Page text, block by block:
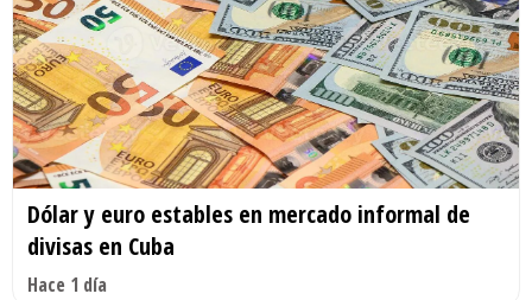
Dólar y euro estables en mercado informal de
divisas en Cuba
Hace 1 día